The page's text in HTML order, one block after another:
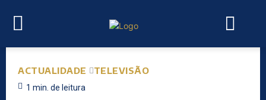
ACTUALIDADE TELEVISÃO
1 min. de leitura